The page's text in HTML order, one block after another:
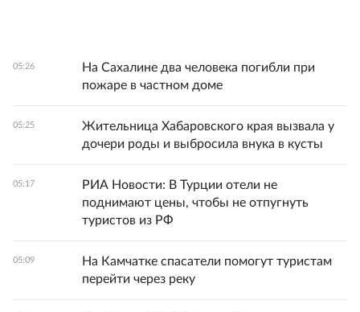
05:26
На Сахалине два человека погибли при
пожаре в частном доме
05:25
Жительница Хабаровского края вызвала у
дочери роды и выбросила внука в кусты
05:17
РИА Новости: В Турции отели не
поднимают цены, чтобы не отпугнуть
туристов из РФ
05:09
На Камчатке спасатели помогут туристам
перейти через реку